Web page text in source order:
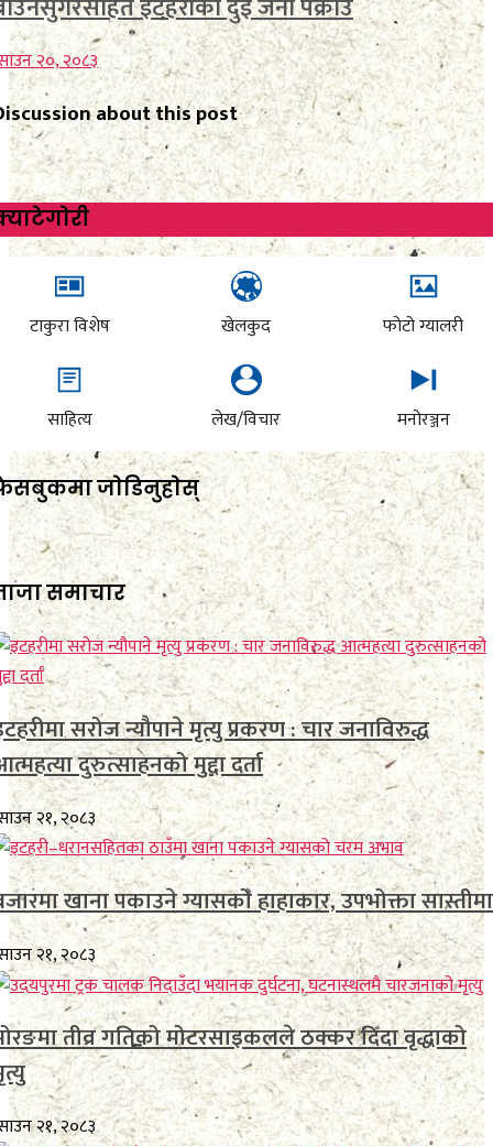
२०, २०८३
about this post
टाकुरा विशेष खेलकुद फोटो ग्यालरी
साहित्य लेख/विचार मनोरञ्जन
जाेडिनुहाेस्
समाचार
सरोज न्यौपाने मृत्यु प्रकरण : चार जनाविरुद्ध
दुरुत्साहनको मुद्दा दर्ता
२१, २०८३
खाना पकाउने ग्यासको हाहाकार, उपभोक्ता सास्तीमा
२१, २०८३
तीव्र गतिको मोटरसाइकलले ठक्कर दिँदा वृद्धाको
२१, २०८३